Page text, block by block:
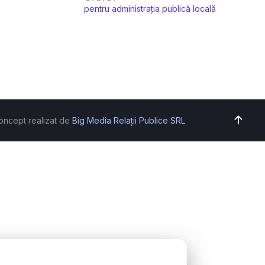
pentru administrația publică locală
realizat de Big Media Relații Publice SRL